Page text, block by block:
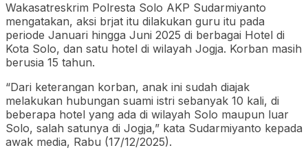
Wakasatreskrim Polresta Solo AKP Sudarmiyanto
mengatakan, aksi brjat itu dilakukan guru itu pada
periode Januari hingga Juni 2025 di berbagai Hotel di
Kota Solo, dan satu hotel di wilayah Jogja. Korban masih
berusia 15 tahun.
“Dari keterangan korban, anak ini sudah diajak
melakukan hubungan suami istri sebanyak 10 kali, di
beberapa hotel yang ada di wilayah Solo maupun luar
Solo, salah satunya di Jogja,” kata Sudarmiyanto kepada
awak media, Rabu (17/12/2025).